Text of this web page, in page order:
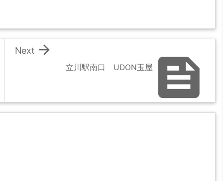

立川駅南口 UDON玉屋

Next